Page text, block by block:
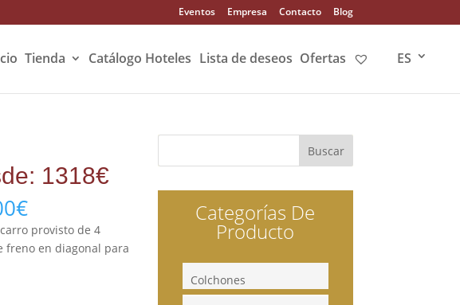
Eventos Empresa Contacto Blog
Tienda Catálogo Hoteles Lista de deseos Ofertas ES
1318€
€
provisto de 4
freno en diagonal para
Categorías De
Producto
Colchones